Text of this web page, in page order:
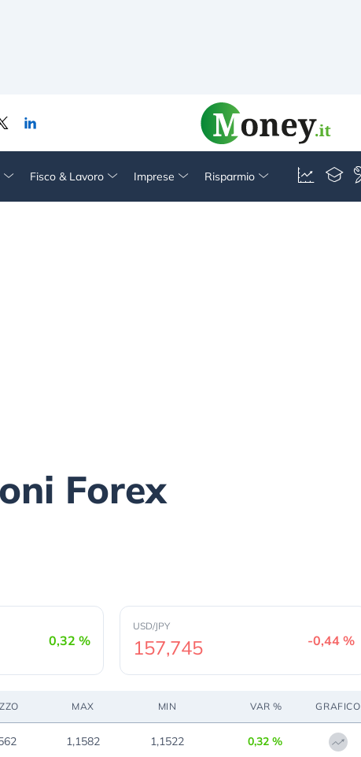
Fisco & Lavoro Imprese Risparmio
Forex
0,32 %
USD/JPY
157,745 -0,44 %
MAX MIN VAR % GRAFICO
1,1582 1,1522 0,32 %